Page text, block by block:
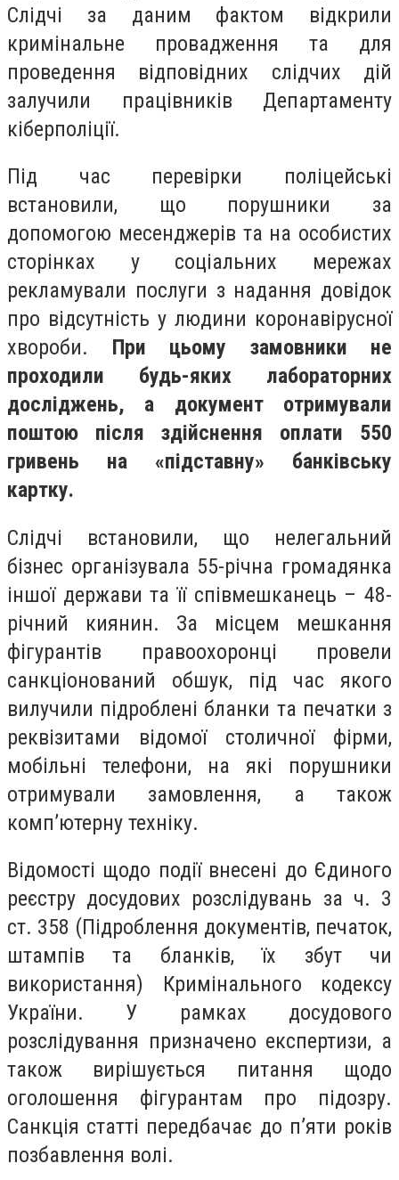
Слідчі за даним фактом відкрили
кримінальне провадження та для
проведення відповідних слідчих дій
залучили працівників Департаменту
кіберполіції.
Під час перевірки поліцейські
встановили, що порушники за
допомогою месенджерів та на особистих
сторінках у соціальних мережах
рекламували послуги з надання довідок
про відсутність у людини коронавірусної
хвороби. При цьому замовники не
проходили будь-яких лабораторних
досліджень, а документ отримували
поштою після здійснення оплати 550
гривень на «підставну» банківську
картку.
Слідчі встановили, що нелегальний
бізнес організувала 55-річна громадянка
іншої держави та її співмешканець – 48-
річний киянин. За місцем мешкання
фігурантів правоохоронці провели
санкціонований обшук, під час якого
вилучили підроблені бланки та печатки з
реквізитами відомої столичної фірми,
мобільні телефони, на які порушники
отримували замовлення, а також
комп’ютерну техніку.
Відомості щодо події внесені до Єдиного
реєстру досудових розслідувань за ч. 3
ст. 358 (Підроблення документів, печаток,
штампів та бланків, їх збут чи
використання) Кримінального кодексу
України. У рамках досудового
розслідування призначено експертизи, а
також вирішується питання щодо
оголошення фігурантам про підозру.
Санкція статті передбачає до п’яти років
позбавлення волі.